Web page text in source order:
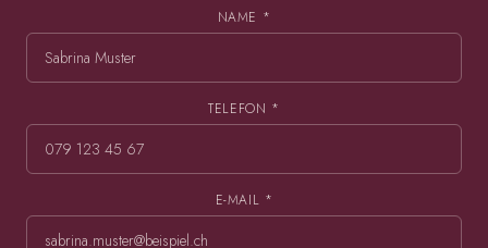
NAME *
TELEFON *
E-MAIL *